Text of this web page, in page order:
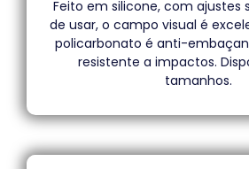
Feito em silicone, com ajustes
de usar, o campo visual é
policarbonato é anti-
resistente a impactos.
tamanhos.